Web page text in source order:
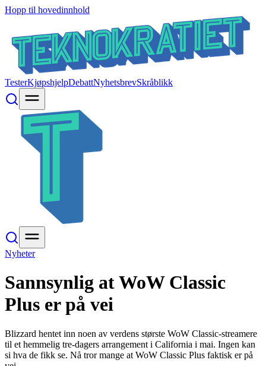
Hopp til hovedinnhold
TesterKjøpshjelpDebattNyhetsbrevSkråblikk
Nyheter
Sannsynlig at WoW Classic
Plus er på vei
Blizzard hentet inn noen av verdens største WoW Classic-streamere
til et hemmelig tre-dagers arrangement i California i mai. Ingen kan
si hva de fikk se. Nå tror mange at WoW Classic Plus faktisk er på